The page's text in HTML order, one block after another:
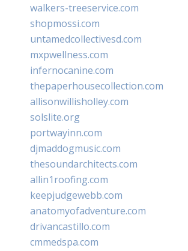
walkers-treeservice.com
shopmossi.com
untamedcollectivesd.com
mxpwellness.com
infernocanine.com
thepaperhousecollection.com
allisonwillisholley.com
solslite.org
portwayinn.com
djmaddogmusic.com
thesoundarchitects.com
allin1roofing.com
keepjudgewebb.com
anatomyofadventure.com
drivancastillo.com
cmmedspa.com